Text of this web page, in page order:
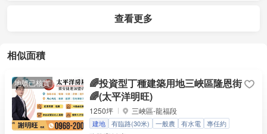
查看更多
相似面積
地號已核實
🌈投資型丁種建築用地三峽區隆恩街
🌈(太平洋明旺)
1250坪 三峽區-龍福段
建地 有臨路(30米) 一般農 有水電 專任約